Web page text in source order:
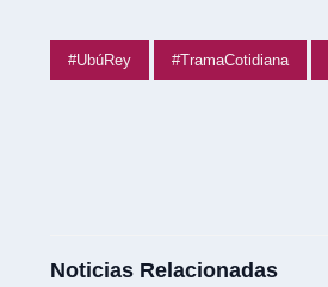
#UbúRey #TramaCotidiana
Noticias Relacionadas